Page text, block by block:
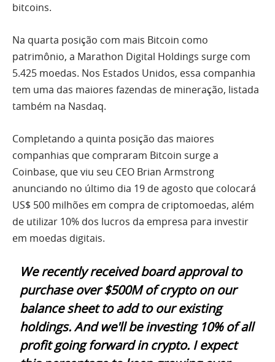
bitcoins.
Na quarta posição com mais Bitcoin como
patrimônio, a Marathon Digital Holdings surge com
5.425 moedas. Nos Estados Unidos, essa companhia
tem uma das maiores fazendas de mineração, listada
também na Nasdaq.
Completando a quinta posição das maiores
companhias que compraram Bitcoin surge a
Coinbase, que viu seu CEO Brian Armstrong
anunciando no último dia 19 de agosto que colocará
US$ 500 milhões em compra de criptomoedas, além
de utilizar 10% dos lucros da empresa para investir
em moedas digitais.
We recently received board approval to
purchase over $500M of crypto on our
balance sheet to add to our existing
holdings. And we'll be investing 10% of all
profit going forward in crypto. I expect